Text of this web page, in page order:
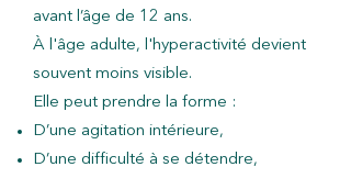
avant l’âge de 12 ans.
À l'âge adulte, l'hyperactivité devient
souvent moins visible.
Elle peut prendre la forme :
D’une agitation intérieure,
D’une difficulté à se détendre,